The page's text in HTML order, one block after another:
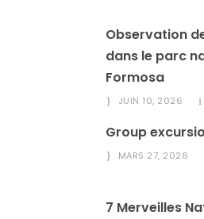
Observation
dans le parc
Formosa
JUIN 10, 2026
Group
MARS 27, 2026
7 Merveilles